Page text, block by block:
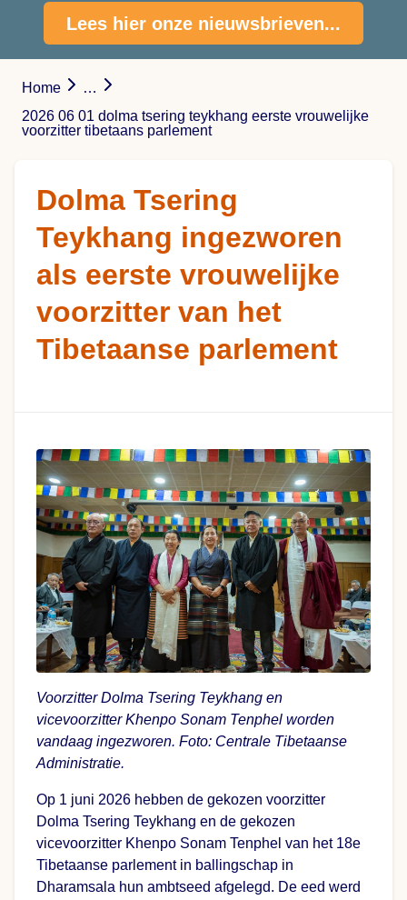
Lees hier onze nieuwsbrieven...
Home
…
2026 06 01 dolma tsering teykhang eerste vrouwelijke
voorzitter tibetaans parlement
Dolma Tsering
Teykhang ingezworen
als eerste vrouwelijke
voorzitter van het
Tibetaanse parlement
Voorzitter Dolma Tsering Teykhang en
vicevoorzitter Khenpo Sonam Tenphel worden
vandaag ingezworen. Foto: Centrale Tibetaanse
Administratie.
Op 1 juni 2026 hebben de gekozen voorzitter
Dolma Tsering Teykhang en de gekozen
vicevoorzitter Khenpo Sonam Tenphel van het 18e
Tibetaanse parlement in ballingschap in
Dharamsala hun ambtseed afgelegd. De eed werd